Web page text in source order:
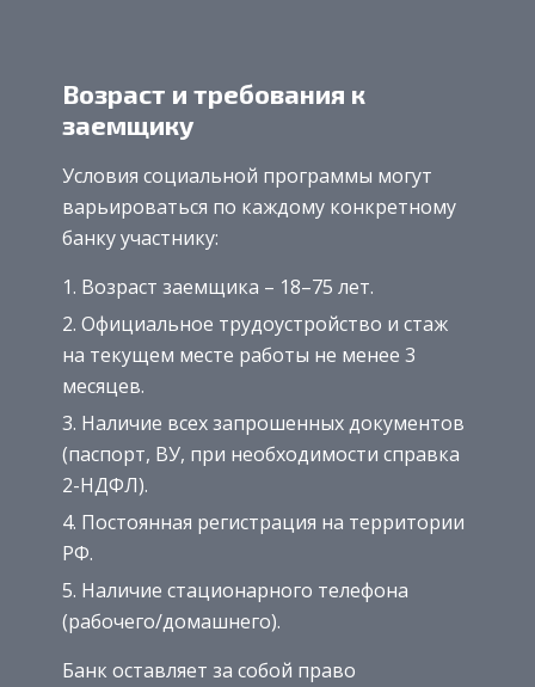
Возраст и требования к
заемщику
Условия социальной программы могут
варьироваться по каждому конкретному
банку участнику:
Возраст заемщика – 18–75 лет.
Официальное трудоустройство и стаж
на текущем месте работы не менее 3
месяцев.
Наличие всех запрошенных документов
(паспорт, ВУ, при необходимости справка
2-НДФЛ).
Постоянная регистрация на территории
РФ.
Наличие стационарного телефона
(рабочего/домашнего).
Банк оставляет за собой право